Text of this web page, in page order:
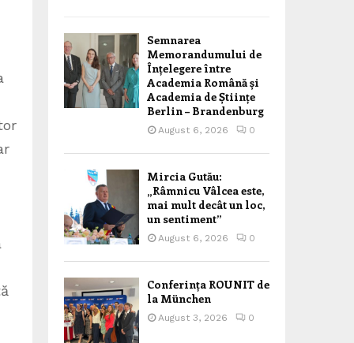
Semnarea
Memorandumului de
Înțelegere între
Academia Română și
Academia de Științe
Berlin – Brandenburg
August 6, 2026 0
Mircia Gutău:
„Râmnicu Vâlcea este,
mai mult decât un loc,
un sentiment”
August 6, 2026 0
Conferința ROUNIT de
la München
August 3, 2026 0